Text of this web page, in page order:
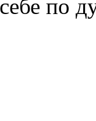
по